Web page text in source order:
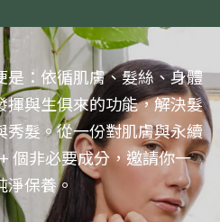
：依循肌膚、髮絲、身體
與生俱來的功能，解決髮
髮。從一份對肌膚與永續
個非必要成分，邀請你一
保養。